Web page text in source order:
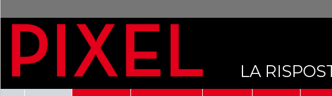
LA